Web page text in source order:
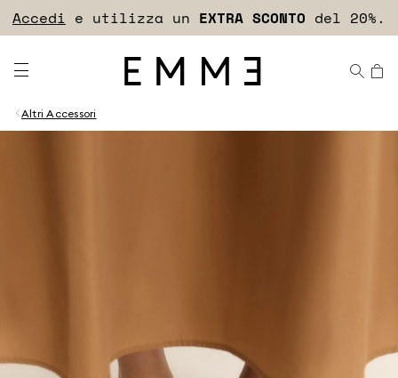
Accedi EXTRA SCONTO
Scopri il programma fedeltà!
Altri Accessori